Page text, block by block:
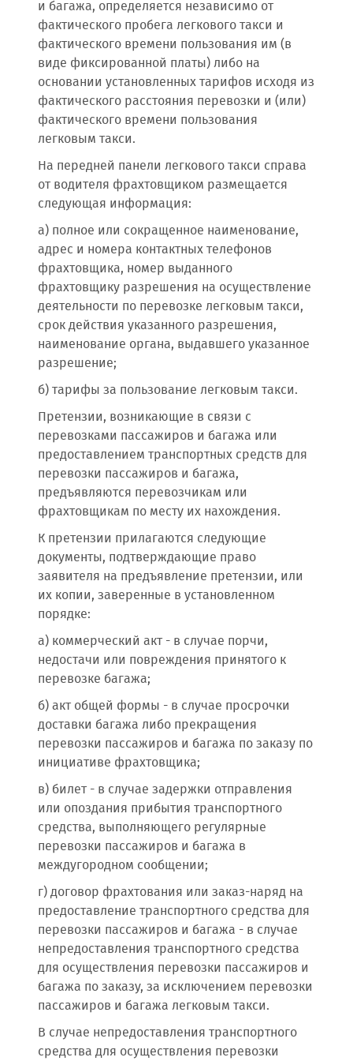
и багажа, определяется независимо от
фактического пробега легкового такси и
фактического времени пользования им (в
виде фиксированной платы) либо на
основании установленных тарифов исходя из
фактического расстояния перевозки и (или)
фактического времени пользования
легковым такси.
На передней панели легкового такси справа
от водителя фрахтовщиком размещается
следующая информация:
а) полное или сокращенное наименование,
адрес и номера контактных телефонов
фрахтовщика, номер выданного
фрахтовщику разрешения на осуществление
деятельности по перевозке легковым такси,
срок действия указанного разрешения,
наименование органа, выдавшего указанное
разрешение;
б) тарифы за пользование легковым такси.
Претензии, возникающие в связи с
перевозками пассажиров и багажа или
предоставлением транспортных средств для
перевозки пассажиров и багажа,
предъявляются перевозчикам или
фрахтовщикам по месту их нахождения.
К претензии прилагаются следующие
документы, подтверждающие право
заявителя на предъявление претензии, или
их копии, заверенные в установленном
порядке:
а) коммерческий акт - в случае порчи,
недостачи или повреждения принятого к
перевозке багажа;
б) акт общей формы - в случае просрочки
доставки багажа либо прекращения
перевозки пассажиров и багажа по заказу по
инициативе фрахтовщика;
в) билет - в случае задержки отправления
или опоздания прибытия транспортного
средства, выполняющего регулярные
перевозки пассажиров и багажа в
междугородном сообщении;
г) договор фрахтования или заказ-наряд на
предоставление транспортного средства для
перевозки пассажиров и багажа - в случае
непредоставления транспортного средства
для осуществления перевозки пассажиров и
багажа по заказу, за исключением перевозки
пассажиров и багажа легковым такси.
В случае непредоставления транспортного
средства для осуществления перевозки